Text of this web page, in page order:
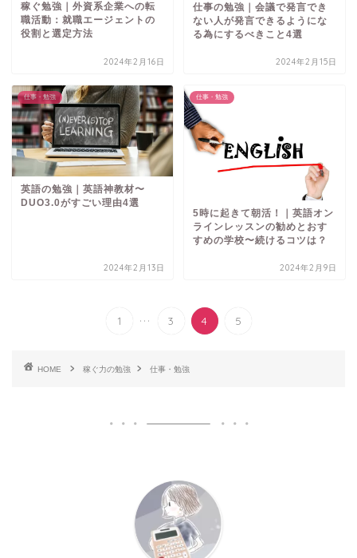
稼ぐ勉強｜外資系企業への転
職活動：就職エージェントの
役割と選定方法
2024年2月16日
仕事の勉強｜会議で発言でき
ない人が発言できるようにな
る為にするべきこと4選
2024年2月15日
仕事・勉強
英語の勉強｜英語神教材〜
DUO3.0がすごい理由4選
2024年2月13日
仕事・勉強
5時に起きて朝活！｜英語オン
ラインレッスンの勧めとおす
すめの学校〜続けるコツは？
2024年2月9日
1 ... 3 4 5
HOME 稼ぐ力の勉強 仕事・勉強